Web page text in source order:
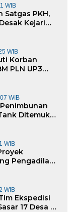
WIB
Satgas PKH,
Kejari
WIB
Korban
PLN UP3
WIB
Ditemukan
WIB
Pengadilan
WIB
Ekspedisi
17 Desa di